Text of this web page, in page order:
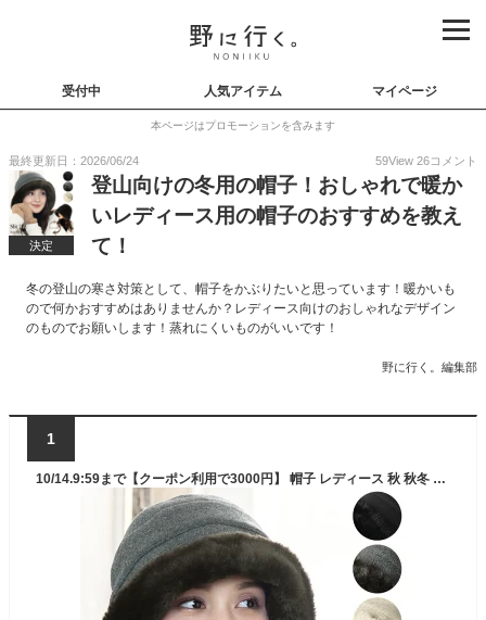
受付中 人気アイテム マイページ
本ページはプロモーションを含みます
最終更新日：2026/06/24 59View 26コメント
決定
登山向けの冬用の帽子！おしゃれで暖か
いレディース用の帽子のおすすめを教え
て！
冬の登山の寒さ対策として、帽子をかぶりたいと思っています！暖かいも
ので何かおすすめはありませんか？レディース向けのおしゃれなデザイン
のものでお願いします！蒸れにくいものがいいです！
野に行く。編集部
1
10/14.9:59まで【クーポン利用で3000円】 帽子 レディース 秋 秋冬 冬 大きいサイズ かわいい あたたかい 防寒 雪 アウトドア スノボ スキー ファー フェイクファー エコファー 秋 冬 秋冬 防寒 小顔 効果 ズボラ 登山 キャンプ 56-63cm